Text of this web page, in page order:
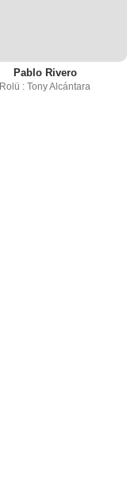
Pablo Rivero
Rolü : Tony Alcántara